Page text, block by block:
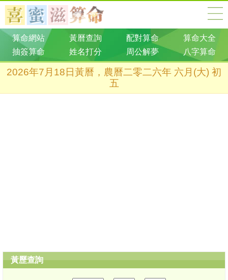
算命網站 黃曆查詢 配對算命
算命大全
抽簽算命
姓名打分 周公解夢 八字算命
2026年7月18日黃曆，農曆二零二六年 六月(大) 初
五
黃歷查詢